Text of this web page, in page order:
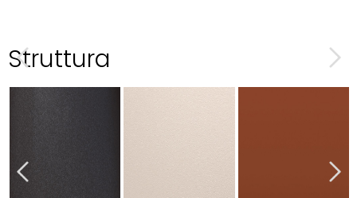
Struttura